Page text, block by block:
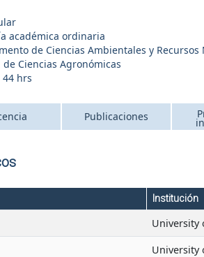
académica ordinaria
de Ciencias Ambientales y Recursos
de Ciencias Agronómicas
44hrs
Publicaciones
Institución
University
University